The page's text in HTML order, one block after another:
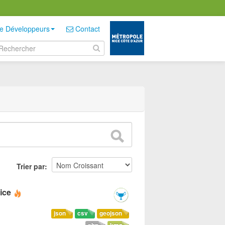
Développeurs Contact
Trier par
geojson
csv
json